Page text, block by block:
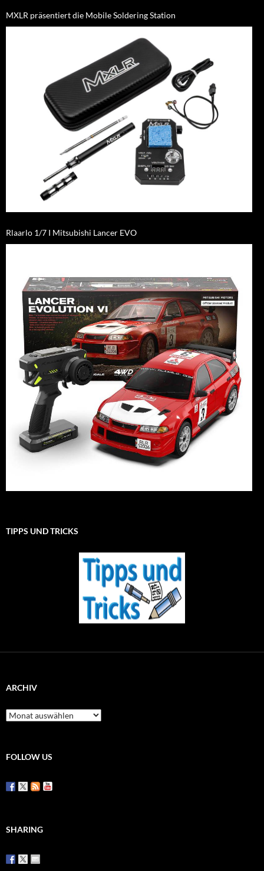
MXLR präsentiert die Mobile Soldering Station
Rlaarlo 1/7 I Mitsubishi Lancer EVO
TIPPS UND TRICKS
ARCHIV
Archiv
FOLLOW US
SHARING